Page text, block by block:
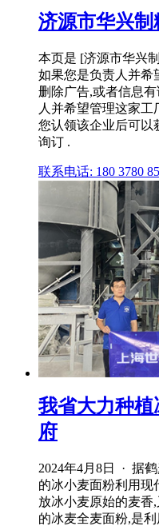
济源市华兴制
本页是 [济源市华兴
如果您是负责人并希
删除广告,或者信息
人并希望管理这家
您认领该企业后可以
询订 .
联系电话: 180 3780
我省大力种
府
2024年4月8日 · 据
的冰小麦面粉利用现
放冰小麦原始的麦香
的冰麦全麦面粉,是